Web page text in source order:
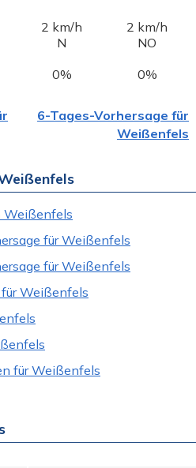
2 km/h
N
2 km/h
NO
0% 0%
6-Tages-Vorhersage für
Weißenfels
Weißenfels
für Weißenfels
für Weißenfels
Weißenfels
für Weißenfels